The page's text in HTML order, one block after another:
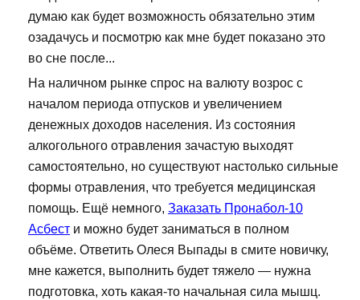
думаю как будет возможность обязательно этим
озадачусь и посмотрю как мне будет показано это
во сне после...
На наличном рынке спрос на валюту возрос с
началом периода отпусков и увеличением
денежных доходов населения. Из состояния
алкогольного отравления зачастую выходят
самостоятельно, но существуют настолько сильные
формы отравления, что требуется медицинская
помощь. Ещё немного, Заказать Пронабол-10
Асбест и можно будет заниматься в полном
объёме. Ответить Олеся Выпады в смите новичку,
мне кажется, выполнить будет тяжело — нужна
подготовка, хоть какая-то начальная сила мышц.